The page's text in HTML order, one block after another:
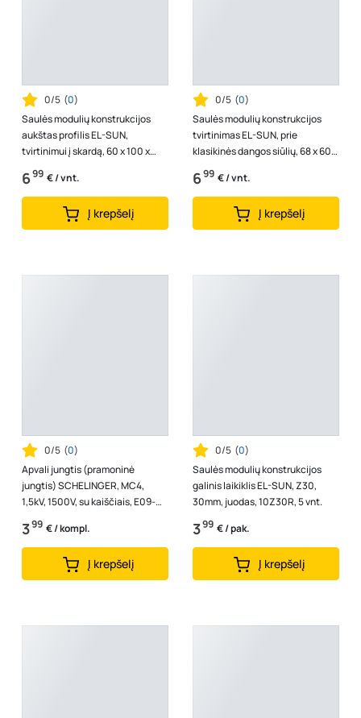
0/5 (0)
Saulės modulių konstrukcijos
aukštas profilis EL-SUN,
tvirtinimui į skardą, 60 x 100 x
330, 46330, trapecinės skardos
da...
699 € / vnt.
Į krepšelį
0/5 (0)
Saulės modulių konstrukcijos
tvirtinimas EL-SUN, prie
klasikinės dangos siūlių, 68 x 60,
20803, 1 vnt.
699 € / vnt.
Į krepšelį
0/5 (0)
Apvali jungtis (pramoninė
jungtis) SCHELINGER, MC4,
1,5kV, 1500V, su kaiščiais, E09-
SC4-1,5KV-1
399 € / kompl.
Į krepšelį
0/5 (0)
Saulės modulių konstrukcijos
galinis laikiklis EL-SUN, Z30,
30mm, juodas, 10Z30R, 5 vnt.
399 € / pak.
Į krepšelį